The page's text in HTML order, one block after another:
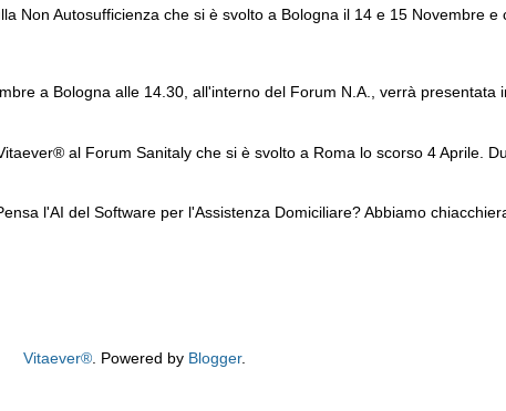
Non Autosufficienza che si è svolto a Bologna il 14 e 15 Novembre e
a Bologna alle 14.30, all'interno del Forum N.A., verrà presentata
al Forum Sanitaly che si è svolto a Roma lo scorso 4 Aprile.
l'AI del Software per l'Assistenza Domiciliare? Abbiamo
Vitaever®. Powered by Blogger.